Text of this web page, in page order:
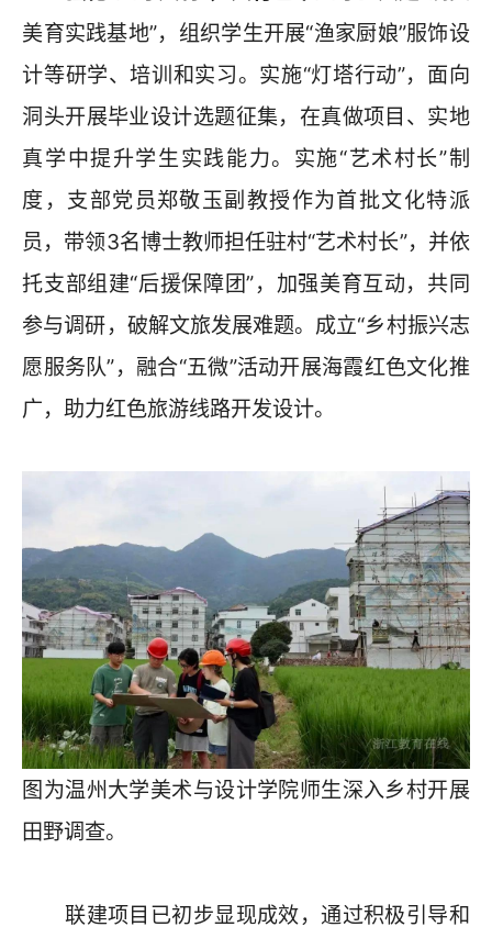
美育实践基地”，组织学生开展“渔家厨娘”服饰设
计等研学、培训和实习。实施“灯塔行动”，面向
洞头开展毕业设计选题征集，在真做项目、实地
真学中提升学生实践能力。实施“艺术村长”制
度，支部党员郑敬玉副教授作为首批文化特派
员，带领3名博士教师担任驻村“艺术村长”，并依
托支部组建“后援保障团”，加强美育互动，共同
参与调研，破解文旅发展难题。成立“乡村振兴志
愿服务队”，融合“五微”活动开展海霞红色文化推
广，助力红色旅游线路开发设计。
图为温州大学美术与设计学院师生深入乡村开展
田野调查。
联建项目已初步显现成效，通过积极引导和